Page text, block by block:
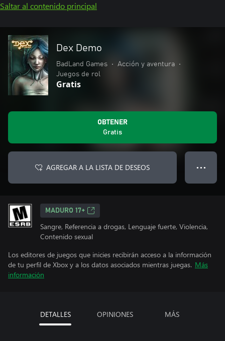
Saltar al contenido principal
Dex Demo
BadLand Games • Acción y aventura
•
Juegos de rol
Gratis
OBTENER
Gratis
AGREGAR A LA LISTA DE DESEOS ● ● ●
MADURO 17+
Sangre, Referencia a drogas, Lenguaje fuerte, Violencia,
Contenido sexual
Los editores de juegos que inicies recibirán acceso a la información
de tu perfil de Xbox y a los datos asociados mientras juegas. Más
información
DETALLES OPINIONES MÁS